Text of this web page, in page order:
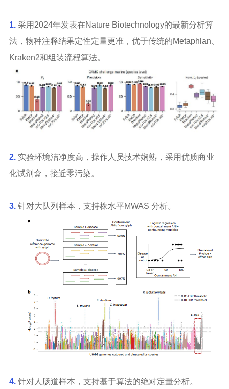
1. 采用2024年发表在Nature Biotechnology的最新分析算
法，物种注释结果定性定量更准，优于传统的Metaphlan、
Kraken2和组装流程算法。
2. 实验环境洁净度高，操作人员技术娴熟，采用优质商业
化试剂盒，接近零污染。
3. 针对大队列样本，支持株水平MWAS 分析。
4. 针对人肠道样本，支持基于算法的绝对定量分析。